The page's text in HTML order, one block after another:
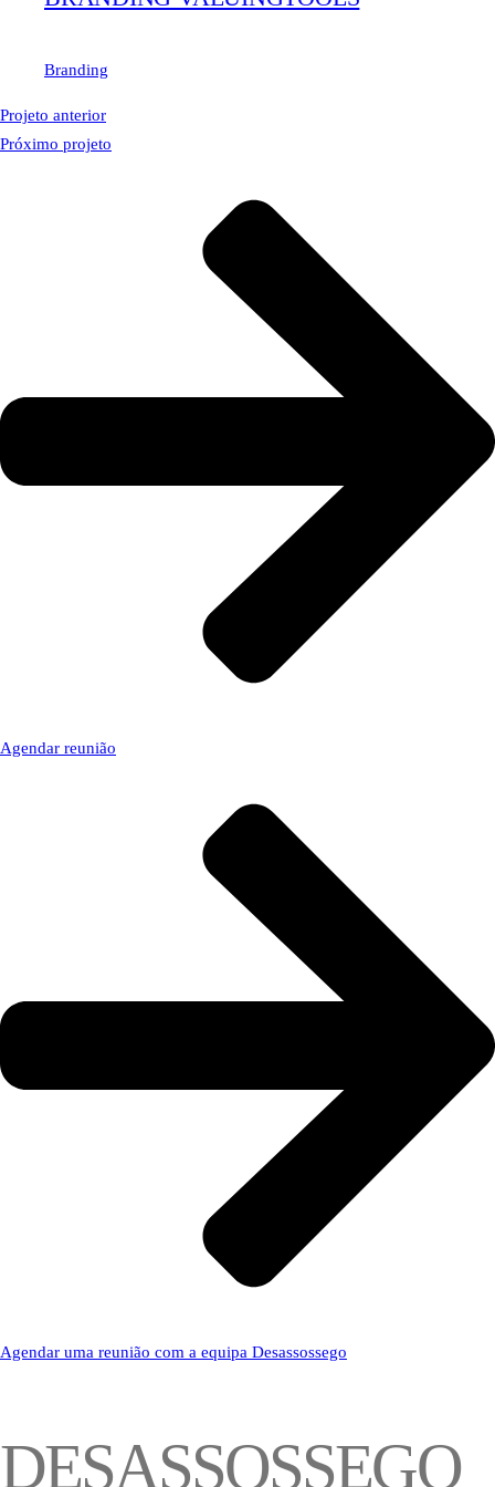
Branding
Projeto anterior
Próximo projeto
Agendar reunião
Agendar uma reunião com a equipa Desassossego
DESASSOSSEGO